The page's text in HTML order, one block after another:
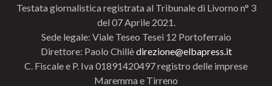
Testata giornalistica registrata al Tribunale di Livorno n° 3
del 07 Aprile 2021.
Sede legale: Viale Teseo Tesei 12 Portoferraio
Direttore: Paolo Chillèdirezione@elbapress.it
C. Fiscale e P. Iva 01891420497 registro delle imprese
Maremma e Tirreno